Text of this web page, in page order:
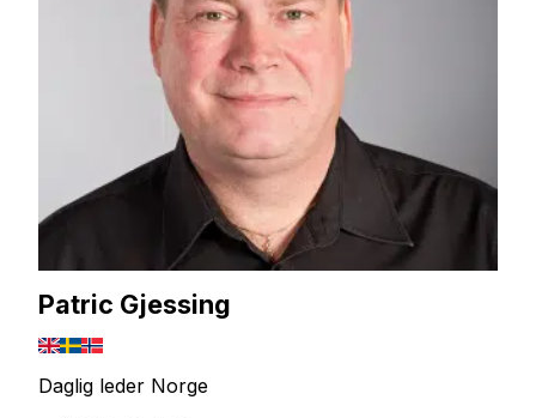
Patric Gjessing
Daglig leder Norge